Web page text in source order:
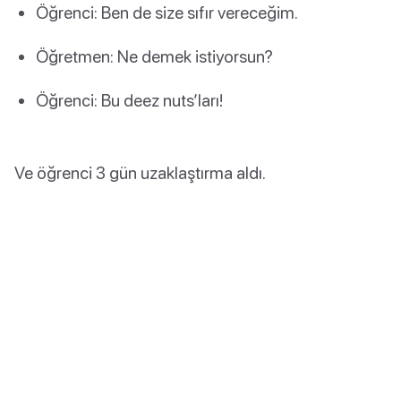
Öğrenci: Ben de size sıfır vereceğim.
Öğretmen: Ne demek istiyorsun?
Öğrenci: Bu deez nuts’ları!
Ve öğrenci 3 gün uzaklaştırma aldı.